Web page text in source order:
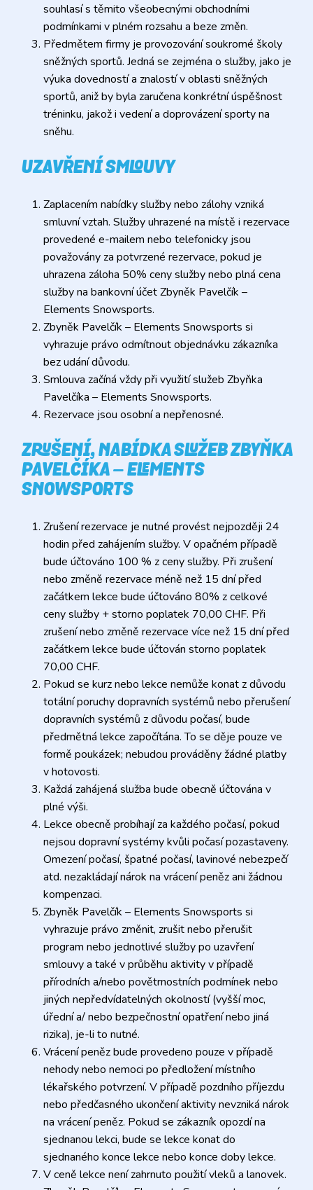
souhlasí s těmito všeobecnými obchodními
podmínkami v plném rozsahu a beze změn.
Předmětem firmy je provozování soukromé školy
sněžných sportů. Jedná se zejména o služby, jako je
výuka dovedností a znalostí v oblasti sněžných
sportů, aniž by byla zaručena konkrétní úspěšnost
tréninku, jakož i vedení a doprovázení sporty na
sněhu.
UZAVŘENÍ SMLOUVY
Zaplacením nabídky služby nebo zálohy vzniká
smluvní vztah. Služby uhrazené na místě i rezervace
provedené e-mailem nebo telefonicky jsou
považovány za potvrzené rezervace, pokud je
uhrazena záloha 50% ceny služby nebo plná cena
služby na bankovní účet Zbyněk Pavelčík –
Elements Snowsports.
Zbyněk Pavelčík – Elements Snowsports si
vyhrazuje právo odmítnout objednávku zákazníka
bez udání důvodu.
Smlouva začíná vždy při využití služeb Zbyňka
Pavelčíka – Elements Snowsports.
Rezervace jsou osobní a nepřenosné.
ZRUŠENÍ, NABÍDKA SLUŽEB ZBYŇKA
PAVELČÍKA – ELEMENTS
SNOWSPORTS
Zrušení rezervace je nutné provést nejpozději 24
hodin před zahájením služby. V opačném případě
bude účtováno 100 % z ceny služby. Při zrušení
nebo změně rezervace méně než 15 dní před
začátkem lekce bude účtováno 80% z celkové
ceny služby + storno poplatek 70,00 CHF. Při
zrušení nebo změně rezervace více než 15 dní před
začátkem lekce bude účtován storno poplatek
70,00 CHF.
Pokud se kurz nebo lekce nemůže konat z důvodu
totální poruchy dopravních systémů nebo přerušení
dopravních systémů z důvodu počasí, bude
předmětná lekce započítána. To se děje pouze ve
formě poukázek; nebudou prováděny žádné platby
v hotovosti.
Každá zahájená služba bude obecně účtována v
plné výši.
Lekce obecně probíhají za každého počasí, pokud
nejsou dopravní systémy kvůli počasí pozastaveny.
Omezení počasí, špatné počasí, lavinové nebezpečí
atd. nezakládají nárok na vrácení peněz ani žádnou
kompenzaci.
Zbyněk Pavelčík – Elements Snowsports si
vyhrazuje právo změnit, zrušit nebo přerušit
program nebo jednotlivé služby po uzavření
smlouvy a také v průběhu aktivity v případě
přírodních a/nebo povětrnostních podmínek nebo
jiných nepředvídatelných okolností (vyšší moc,
úřední a/ nebo bezpečnostní opatření nebo jiná
rizika), je-li to nutné.
Vrácení peněz bude provedeno pouze v případě
nehody nebo nemoci po předložení místního
lékařského potvrzení. V případě pozdního příjezdu
nebo předčasného ukončení aktivity nevzniká nárok
na vrácení peněz. Pokud se zákazník opozdí na
sjednanou lekci, bude se lekce konat do
sjednaného konce lekce nebo konce doby lekce.
V ceně lekce není zahrnuto použití vleků a lanovek.